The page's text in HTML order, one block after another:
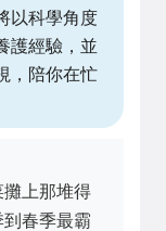
以科學角度
護經驗，並
，陪你在忙
上那堆得
春季最霸